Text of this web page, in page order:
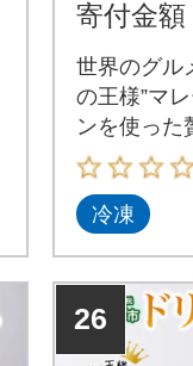
0ml 8個
寄付金額
世界のグル
の王様”マ
ンを使った
ームをお届
冷凍
26